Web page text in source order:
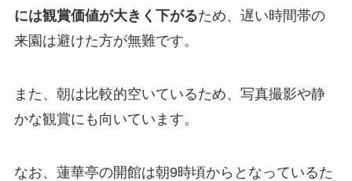
には観賞価値が大きく下がるため、遅い時間帯の
来園は避けた方が無難です。
また、朝は比較的空いているため、写真撮影や静
かな観賞にも向いています。
なお、蓮華亭の開館は朝9時頃からとなっているた